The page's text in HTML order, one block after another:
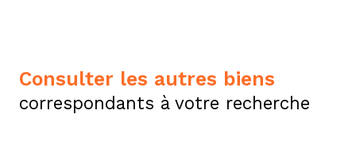
consulter les autres biens
correspondants à votre recherche